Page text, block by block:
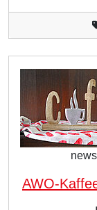
news
AWO-